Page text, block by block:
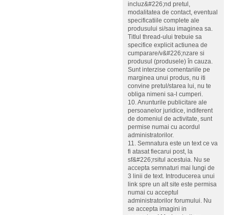
incluz&#226;nd pretul,
modalitatea de contact, eventual
specificatiile complete ale
produsului si/sau imaginea sa.
Titlul thread-ului trebuie sa
specifice explicit actiunea de
cumparare/v&#226;nzare si
produsul (produsele) în cauza.
Sunt interzise comentariile pe
marginea unui produs, nu iti
convine pretul/starea lui, nu te
obliga nimeni sa-l cumperi.
10. Anunturile publicitare ale
persoanelor juridice, indiferent
de domeniul de activitate, sunt
permise numai cu acordul
administratorilor.
11. Semnatura este un text ce va
fi atasat fiecarui post, la
sf&#226;rsitul acestuia. Nu se
accepta semnaturi mai lungi de
3 linii de text. Introducerea unui
link spre un alt site este permisa
numai cu acceptul
administratorilor forumului. Nu
se accepta imagini in